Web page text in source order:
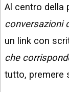
Al centro della
conversazioni
un link con
che
tutto, premere